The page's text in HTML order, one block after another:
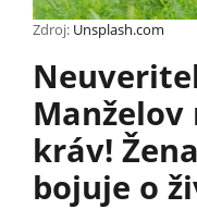
Zdroj: Unsplash.com
Manželov
kráv!
bojuje o